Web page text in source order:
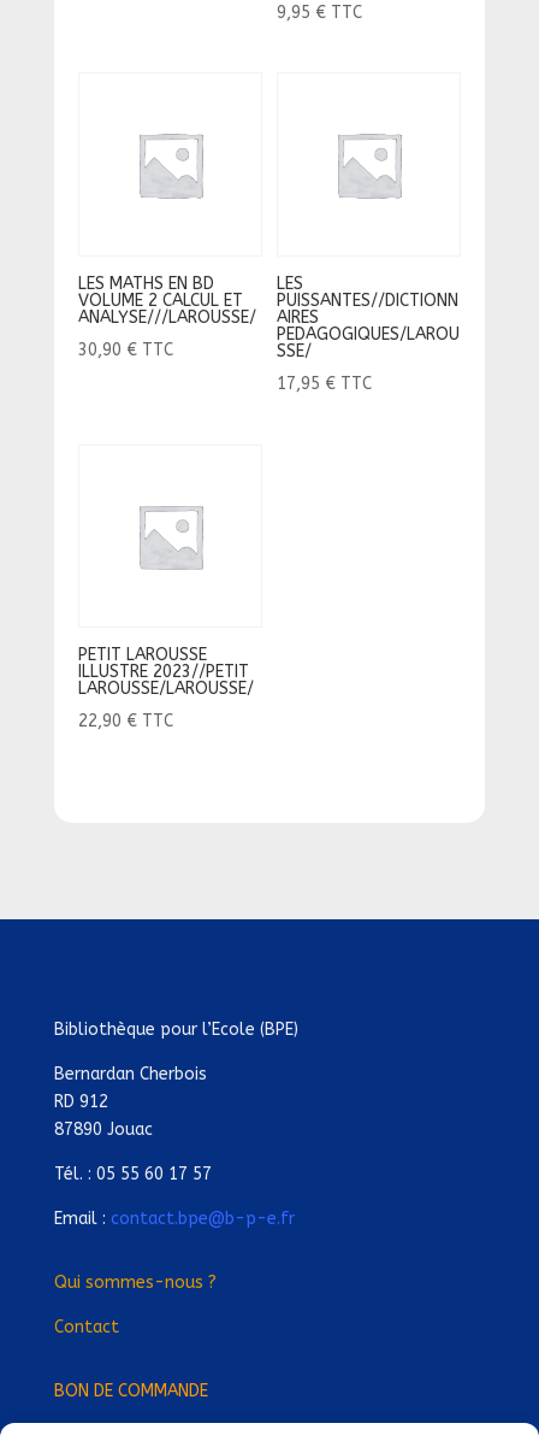
9,95 € TTC
LES MATHS EN BD
VOLUME 2 CALCUL ET
ANALYSE///LAROUSSE/
30,90 € TTC
LES
PUISSANTES//DICTIONN
AIRES
PEDAGOGIQUES/LAROU
SSE/
17,95 € TTC
PETIT LAROUSSE
ILLUSTRE 2023//PETIT
LAROUSSE/LAROUSSE/
22,90 € TTC
Bibliothèque pour l’Ecole (BPE)
Bernardan Cherbois
RD 912
87890 Jouac
Tél. : 05 55 60 17 57
Email : contact.bpe@b-p-e.fr
Qui sommes-nous ?
Contact
BON DE COMMANDE